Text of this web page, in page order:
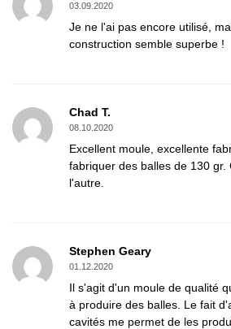
03.09.2020
Je ne l'ai pas encore utilisé,
construction semble superbe !
Chad T.
08.10.2020
Excellent moule, excellente
fabriquer des balles de 130 gr.
l'autre.
Stephen Geary
01.12.2020
Il s'agit d'un moule de qualité
à produire des balles. Le fait
cavités me permet de les